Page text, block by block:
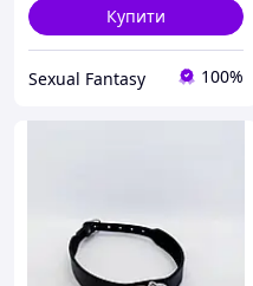
Купити
Sexual Fantasy 100%